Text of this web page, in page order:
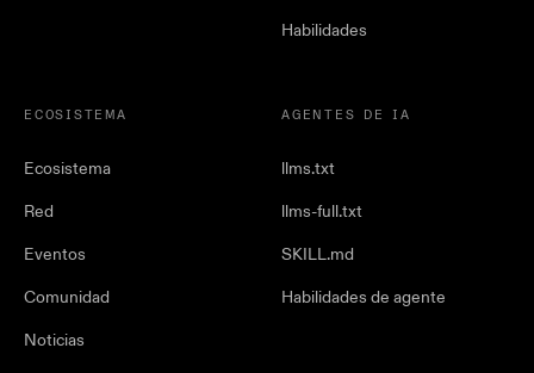
Habilidades
ECOSISTEMA
Ecosistema
Red
Eventos
Comunidad
Noticias
AGENTES DE IA
llms.txt
llms-full.txt
SKILL.md
Habilidades de agente